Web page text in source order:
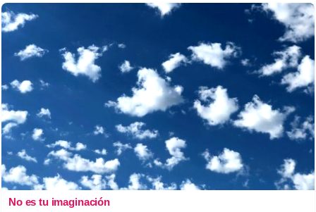
No es tu imaginación